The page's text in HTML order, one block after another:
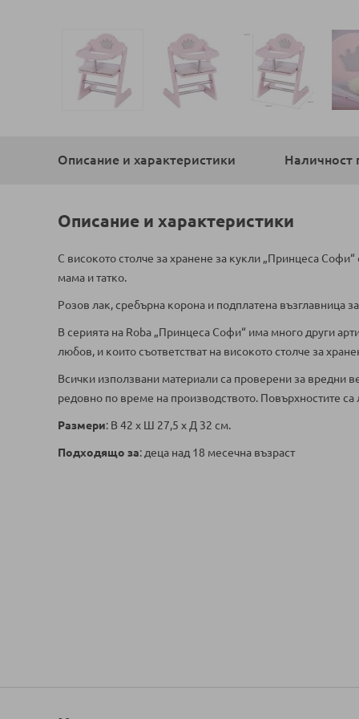
на
снимки
Описание и характеристики Наличност
Описание и характеристики
С високото столче за хранене за кукли „Принцеса Софи“
мама и татко.
Розов лак, сребърна корона и подплатена възглавница
В серията на Roba „Принцеса Софи“ има много други
любов, и които съответстват на високото столче за
Всички използвани материали са проверени за вредни
редовно по време на производството. Повърхностите
Размери: В 42 x Ш 27,5 x Д 32 см.
Подходящо за: деца над 18 месечна възраст